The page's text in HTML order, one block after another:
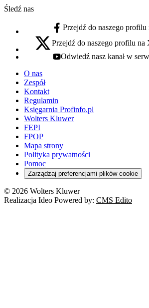
Śledź nas
facebook - otwiera się w nowej karcie
Przejdź do naszego profilu
x - otwiera się w nowej karcie
Przejdź do naszego profilu
youtube - otwiera się w nowej karcie
Odwiedź nasz kanał w
O nas
Zespół
Kontakt
Regulamin
Księgarnia Profinfo.pl
Wolters Kluwer
FEPI
FPOP
Mapa strony
Polityka prywatności
Pomoc
Zarządzaj preferencjami plików cookie
© 2026 Wolters Kluwer
Realizacja Ideo Powered by: CMS Edito